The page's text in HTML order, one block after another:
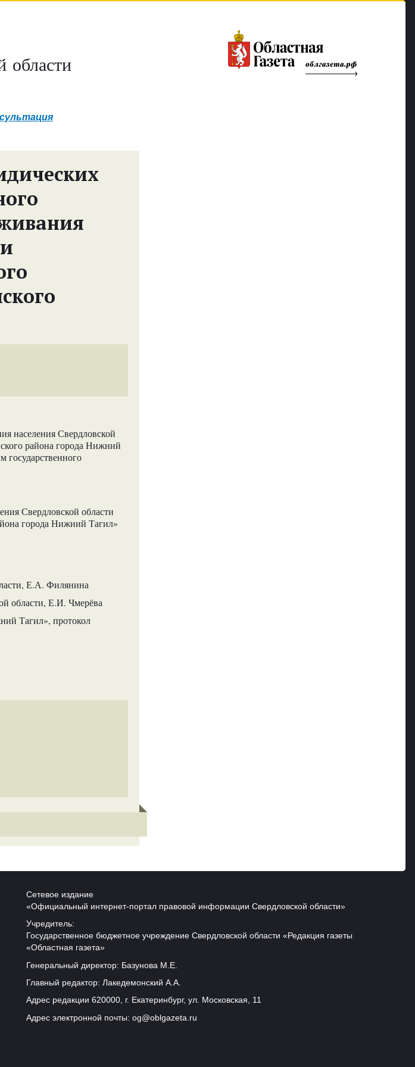
области
населения Свердловской
района города Нижний
государственного
Свердловской области
города Нижний Тагил»
Е.А. Филянина
области, Е.И. Чмерёва
Тагил», протокол
Сетевое издание
«Официальный интернет-портал правовой информации Свердловской области»
Учредитель:
Государственное бюджетное учреждение Свердловской области «Редакция газеты
«Областная газета»
Генеральный директор: Базунова М.Е.
Главный редактор: Лакедемонский А.А.
Адрес редакции 620000, г. Екатеринбург, ул. Московская, 11
Адрес электронной почты: og@oblgazeta.ru